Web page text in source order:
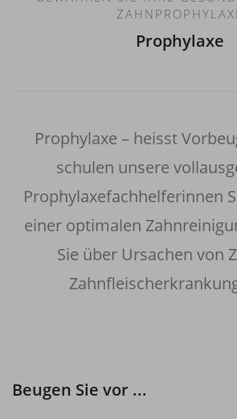
Prophylaxe
Prophylaxe – heisst
schulen unsere
Prophylaxefachhelferinnen
einer optimalen
Sie über Ursachen von
Beugen Sie vor ...